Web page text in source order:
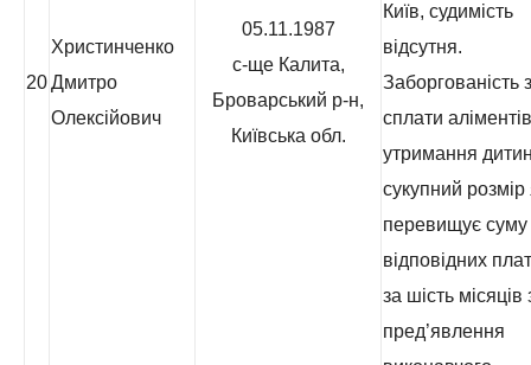
20
Христинченко
Дмитро
Олексійович
05.11.1987
с-ще Калита,
Броварський р-н,
Київська обл.
Київ, судимість
відсутня.
Заборгованість
сплати
утримання
сукупний розмір
перевищує суму
відповідних
за шість місяців
пред’явлення